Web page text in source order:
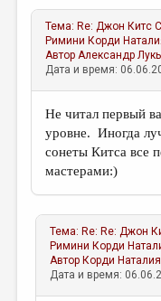
Тема: Re: Джон Китс
Римини Корди
АвторАлександр
Дата и время:
Не читал первый
уровне. Иногда
сонеты Китса все
мастерами:)
Тема: Re: Re: Джон
Римини Корди
Автор Корди Наталия
Дата и время: